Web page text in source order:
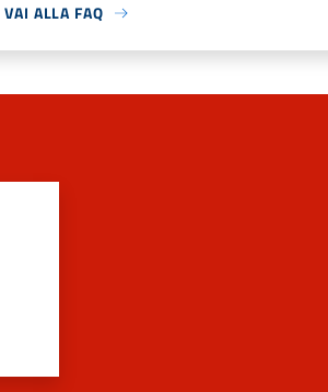
VAI ALLA FAQ